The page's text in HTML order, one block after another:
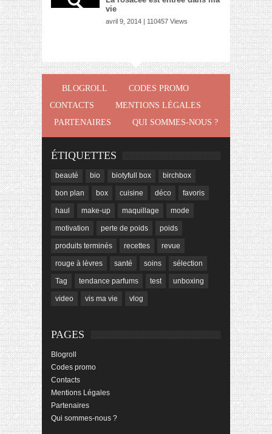
vie
avril 9, 2014 | 110457 Views
BLOGROLL
CODES PROMO
CONTACTS
MENTIONS LÉGALES
PARTENAIRES
QUI SOMMES-NOUS ?
ÉTIQUETTES
beauté bio biotyfull box birchbox
bon plan box cuisine déco favoris
haul make-up maquillage mode
motivation perte de poids poids
produits terminés recettes revue
rouge à lèvres santé soins sélection
Tag tendance parfums test unboxing
video vis ma vie vlog
PAGES
Blogroll
Codes promo
Contacts
Mentions Légales
Partenaires
Qui sommes-nous ?